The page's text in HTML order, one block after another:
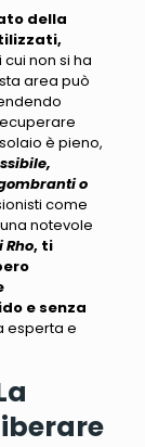
della
non si ha
area può
è pieno,
o
come
notevole
Rho, ti
e senza
esperta e